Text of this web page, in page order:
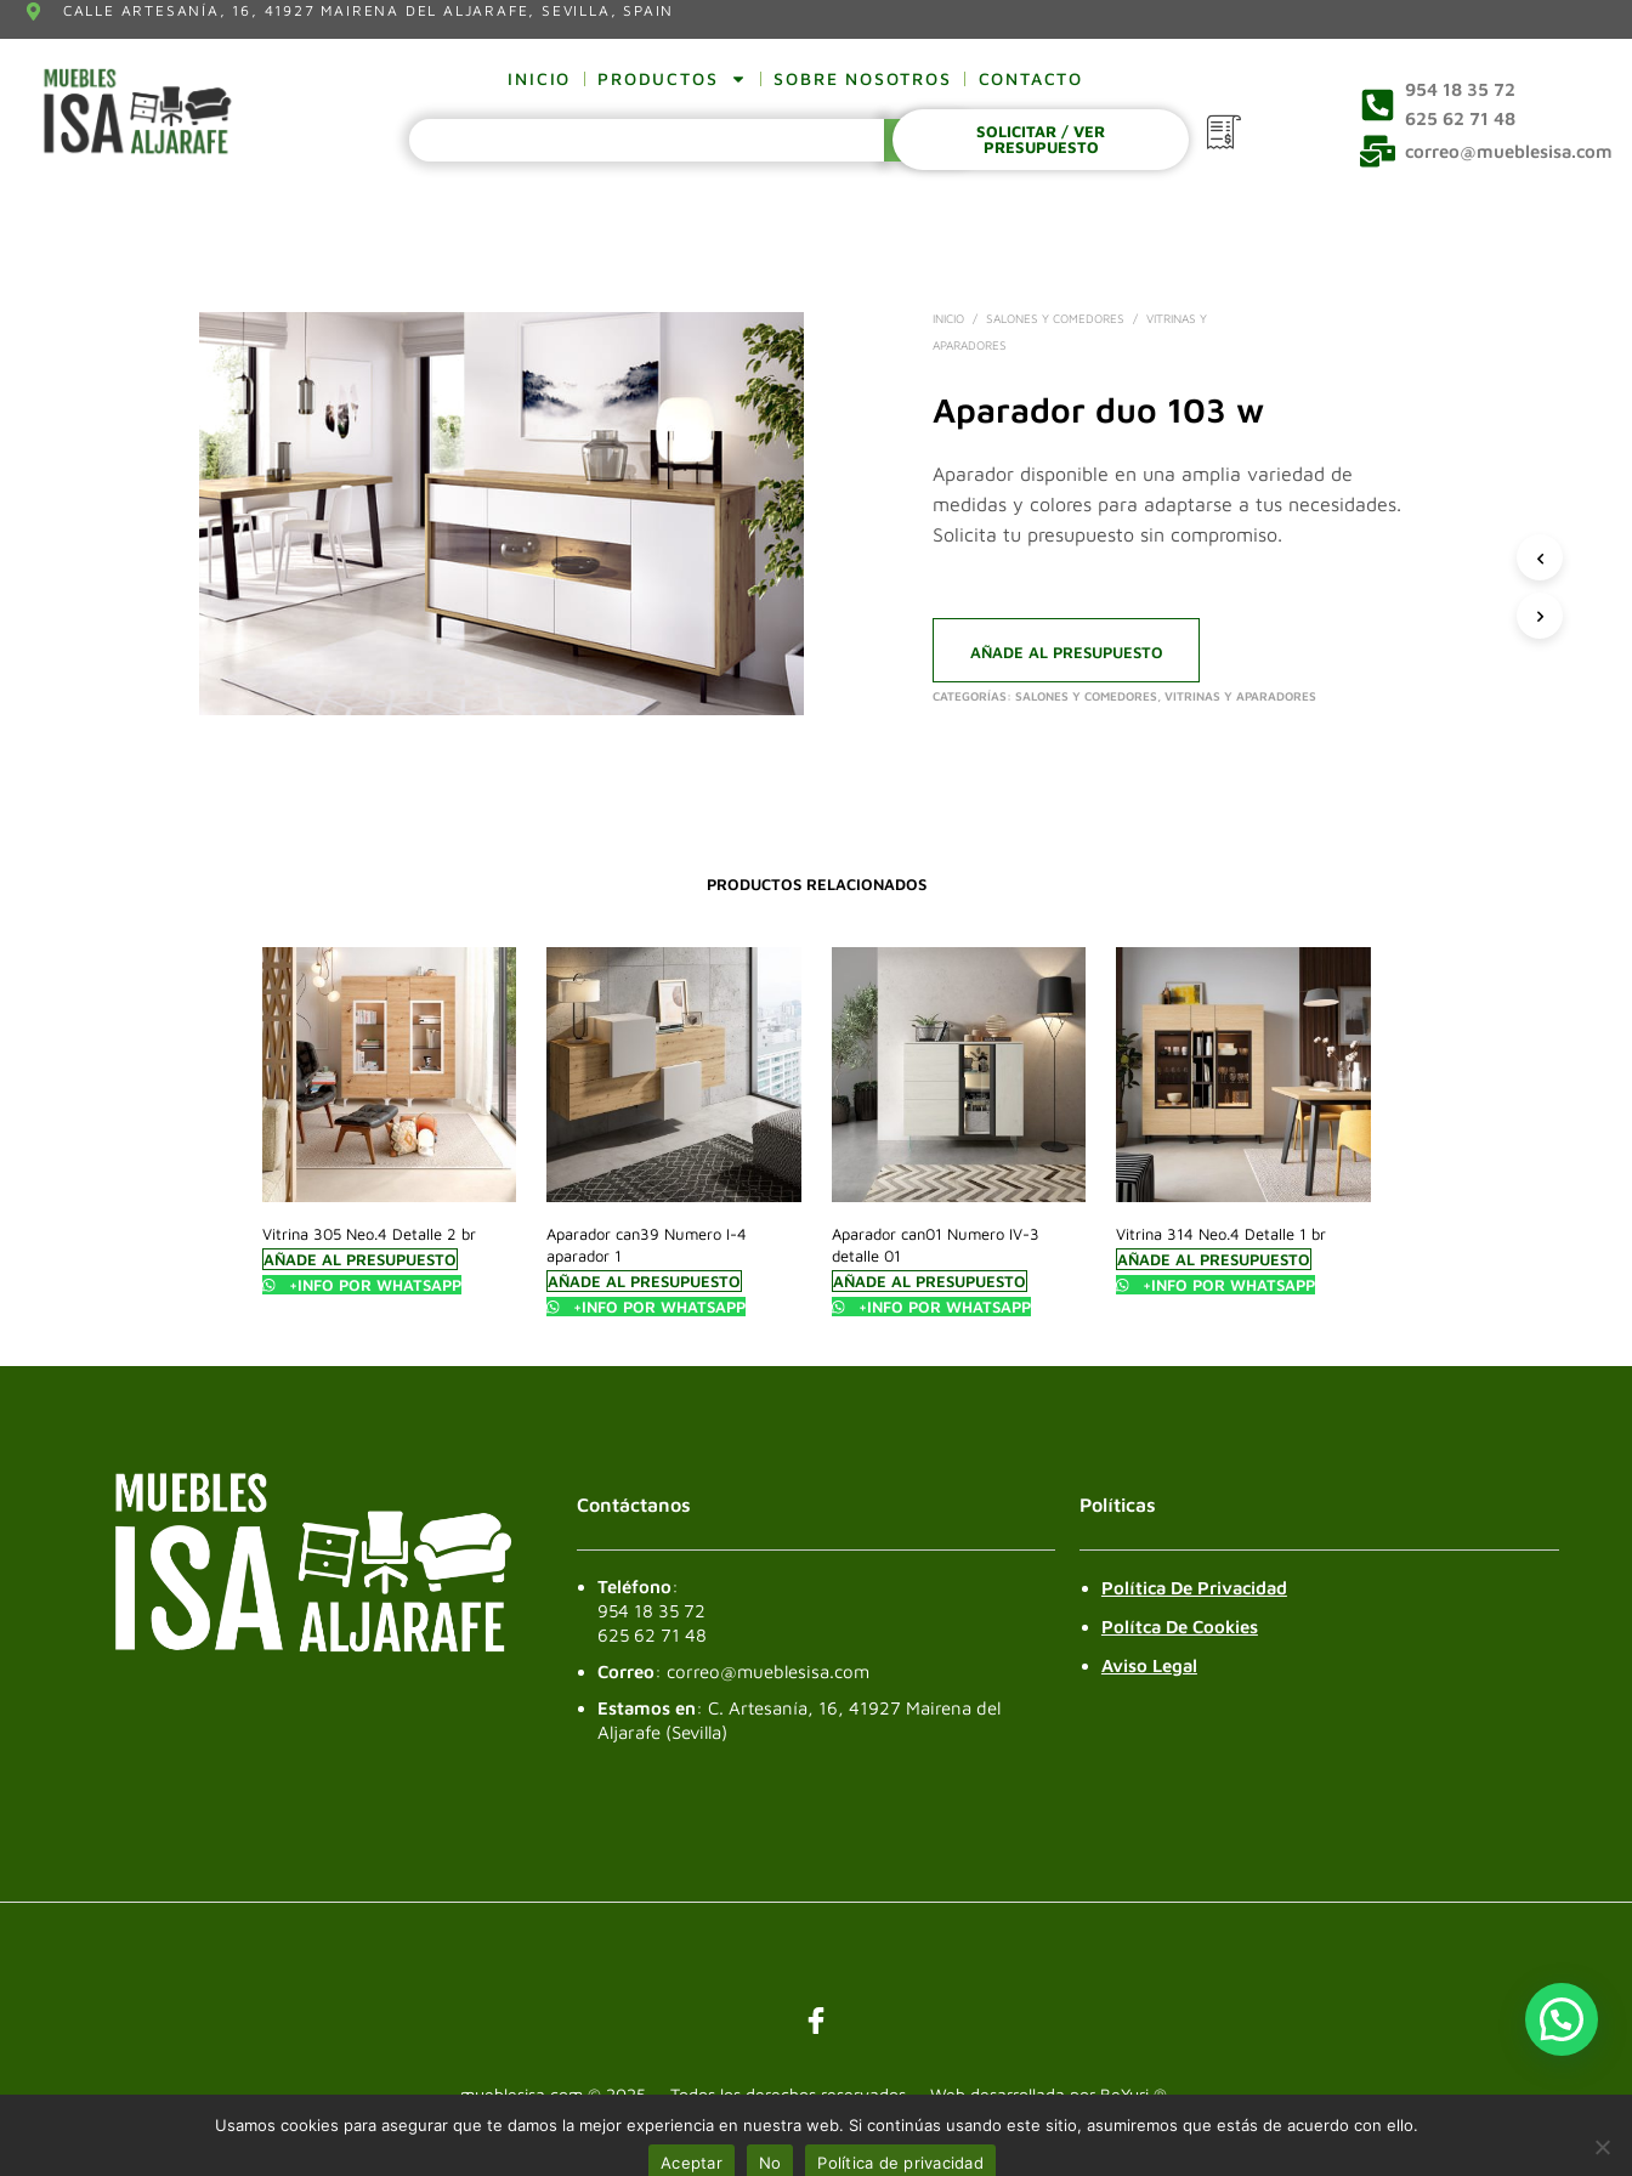
CALLE ARTESANÍA, 16, 41927 MAIRENA DEL ALJARAFE, SEVILLA, SPAIN
INICIO PRODUCTOS SOBRE NOSOTROS CONTACTO
SOLICITAR / VER
PRESUPUESTO
954 18 35 72
625 62 71 48
correo@mueblesisa.com
INICIO / SALONES Y COMEDORES /
VITRINAS Y
APARADORES
Aparador duo 103 w
Aparador disponible en una amplia variedad de
medidas y colores para adaptarse a tus necesidades.
Solicita tu presupuesto sin compromiso.
AÑADE AL PRESUPUESTO
CATEGORÍAS:SALONES Y COMEDORES ,VITRINAS Y APARADORES
PRODUCTOS RELACIONADOS
Vitrina 305 Neo.4 Detalle 2 br
AÑADE AL PRESUPUESTO
+INFO POR WHATSAPP
Aparador can39 Numero I-4
aparador 1
AÑADE AL PRESUPUESTO
+INFO POR WHATSAPP
Aparador can01 Numero IV-3
detalle 01
AÑADE AL PRESUPUESTO
+INFO POR WHATSAPP
Vitrina 314 Neo.4 Detalle 1 br
AÑADE AL PRESUPUESTO
+INFO POR WHATSAPP
Contáctanos
Teléfono:
954 18 35 72
625 62 71 48
Correo: correo@mueblesisa.com
Estamos en: C. Artesanía, 16, 41927 Mairena del
Aljarafe (Sevilla)
Políticas
Política De Privacidad
Polítca De Cookies
Aviso Legal
mueblesisa.com © 2025 — Todos los derechos reservados — Web desarrollada porBeYuri ®.
Usamos cookies para asegurar que te damos la mejor experiencia en nuestra web. Si continúas usando este sitio, asumiremos que estás de acuerdo con ello.
Aceptar
No Política de privacidad